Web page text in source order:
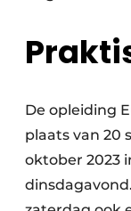
De opleiding
plaats van 20
oktober 2023